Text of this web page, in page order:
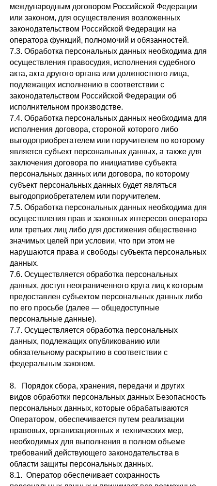
международным договором Российской Федерации
или законом, для осуществления возложенных
законодательством Российской Федерации на
оператора функций, полномочий и обязанностей.
7.3. Обработка персональных данных необходима для
осуществления правосудия, исполнения судебного
акта, акта другого органа или должностного лица,
подлежащих исполнению в соответствии с
законодательством Российской Федерации об
исполнительном производстве.
7.4. Обработка персональных данных необходима для
исполнения договора, стороной которого либо
выгодоприобретателем или поручителем по которому
является субъект персональных данных, а также для
заключения договора по инициативе субъекта
персональных данных или договора, по которому
субъект персональных данных будет являться
выгодоприобретателем или поручителем.
7.5. Обработка персональных данных необходима для
осуществления прав и законных интересов оператора
или третьих лиц либо для достижения общественно
значимых целей при условии, что при этом не
нарушаются права и свободы субъекта персональных
данных.
7.6. Осуществляется обработка персональных
данных, доступ неограниченного круга лиц к которым
предоставлен субъектом персональных данных либо
по его просьбе (далее — общедоступные
персональные данные).
7.7. Осуществляется обработка персональных
данных, подлежащих опубликованию или
обязательному раскрытию в соответствии с
федеральным законом.
8. Порядок сбора, хранения, передачи и других
видов обработки персональных данных Безопасность
персональных данных, которые обрабатываются
Оператором, обеспечивается путем реализации
правовых, организационных и технических мер,
необходимых для выполнения в полном объеме
требований действующего законодательства в
области защиты персональных данных.
8.1. Оператор обеспечивает сохранность